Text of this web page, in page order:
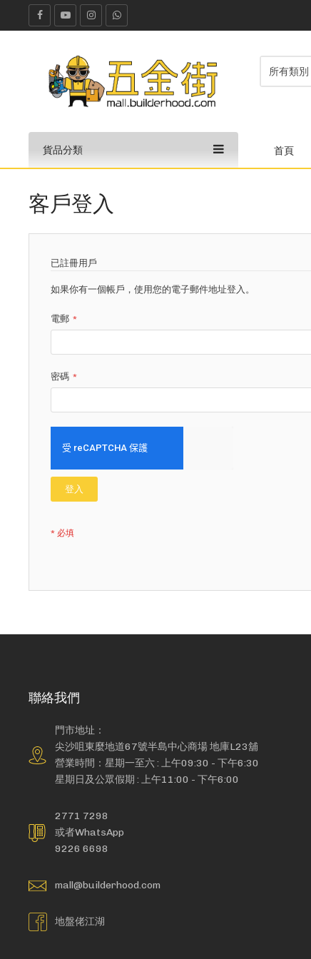
貨品分類 首頁
客戶登入
已註冊用戶
如果你有一個帳戶，使用您的電子郵件地址登入。
電郵
密碼
登入
聯絡我們
門市地址：
尖沙咀東麼地道67號半島中心商場 地庫L23舖
營業時間：星期一至六 : 上午09:30 - 下午6:30
星期日及公眾假期 : 上午11:00 - 下午6:00
2771 7298
或者WhatsApp
9226 6698
mall@builderhood.com
地盤佬江湖